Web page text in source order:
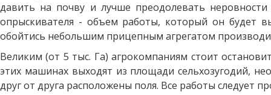
давить на почву и лучше преодолевать
опрыскивателя - объем работы, который он будет
обойтись небольшим прицепным агрегатом
Великим (от 5 тыс. Га) агрокомпаниям стоит
этих машинах выходят из площади сельхозугодий,
друг от друга расположены поля. Все работы следует